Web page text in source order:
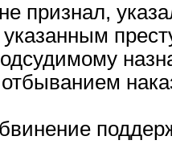
признал,